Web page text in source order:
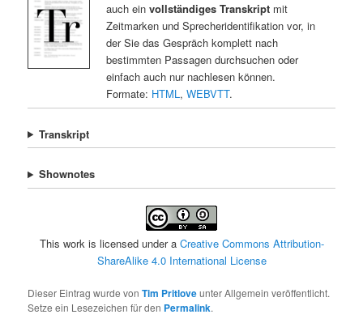
auch ein vollständiges Transkriptmit
Zeitmarken und Sprecheridentifikation vor, in
der Sie das Gespräch komplett nach
bestimmten Passagen durchsuchen oder
einfach auch nur nachlesen können.
Formate: HTML, WEBVTT.
Transkript
Shownotes
This work is licensed under a Creative Commons Attribution-
ShareAlike 4.0 International License
Dieser Eintrag wurde vonTim Pritloveunter Allgemein veröffentlicht.
Setze ein Lesezeichen für den Permalink.